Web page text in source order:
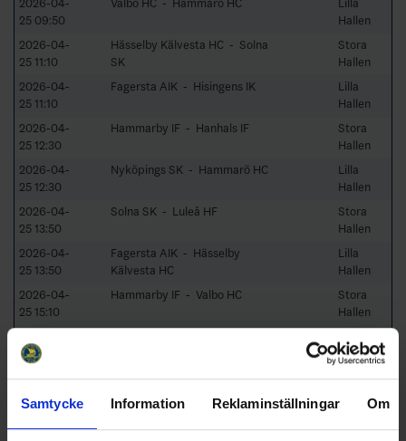
Samtycke Information Reklaminställningar Om
25 09:50
Hallen
2026-04-
25 11:10
Hässelby Kälvesta HC - Solna
SK
Stora
Hallen
2026-04-
25 11:10
Fagersta AIK - Hisingens IK
Lilla
Hallen
2026-04-
25 12:30
Hammarby IF - Hanhals IF
Stora
Hallen
2026-04-
25 12:30
Nyköpings SK - Hammarö HC
Lilla
Hallen
2026-04-
25 13:50
Solna SK - Luleå HF
Stora
Hallen
2026-04-
25 13:50
Fagersta AIK - Hässelby
Kälvesta HC
Lilla
Hallen
2026-04-
25 15:10
Hammarby IF - Valbo HC
Stora
Hallen
25 15:10
Hallen
2026-04-
Solna SK - Hisingens IK
Stora